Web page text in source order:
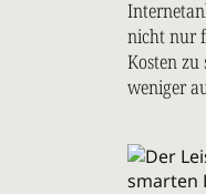
nicht nur
Kosten zu
weniger